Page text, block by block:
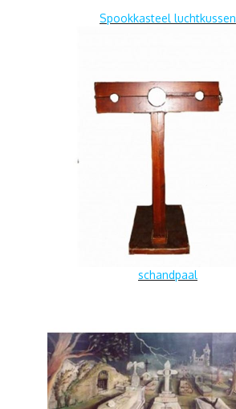
Spookkasteel luchtkussen
schandpaal